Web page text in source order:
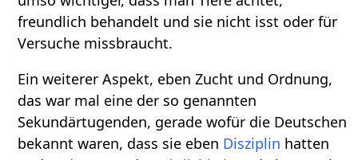
freundlich behandelt und sie nicht isst oder für
Versuche missbraucht.
Ein weiterer Aspekt, eben Zucht und Ordnung,
das war mal eine der so genannten
Sekundärtugenden, gerade wofür die Deutschen
bekannt waren, dass sie eben Disziplin hatten